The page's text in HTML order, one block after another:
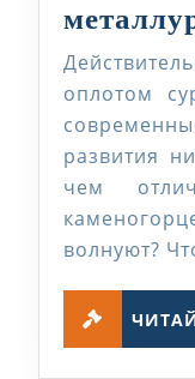
оплотом
развития
чем
волнуют?